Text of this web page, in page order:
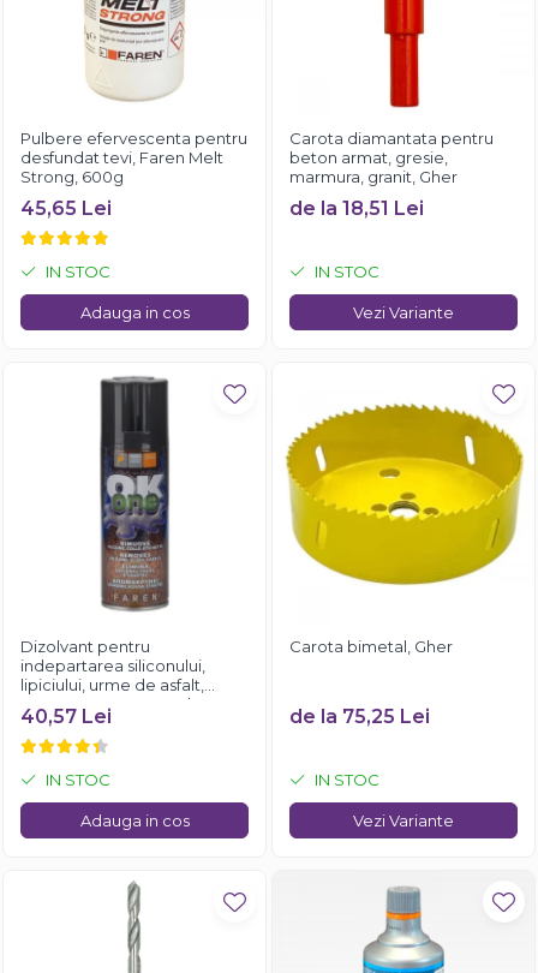
Pulbere efervescenta pentru
desfundat tevi, Faren Melt
Strong, 600g
45,65 Lei
IN STOC
Adauga in cos
Carota diamantata pentru
beton armat, gresie,
marmura, granit, Gher
de la 18,51 Lei
IN STOC
Vezi Variante
Dizolvant pentru
indepartarea siliconului,
lipiciului, urme de asfalt,
Faren OK ONE, 200ml
40,57 Lei
IN STOC
Adauga in cos
Carota bimetal, Gher
de la 75,25 Lei
IN STOC
Vezi Variante